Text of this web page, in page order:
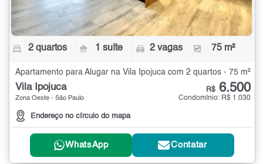
2 quartos 1 suíte 2 vagas 75 m²
Apartamento para Alugar na Vila Ipojuca com 2 quartos - 75 m²
Vila Ipojuca
Zona Oeste - São Paulo
Endereço no círculo do mapa
R$ 6.500
Condomínio: R$ 1.030
WhatsApp Contatar